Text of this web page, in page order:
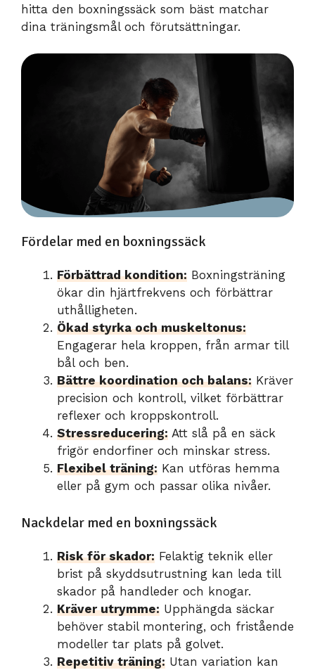
hitta den boxningssäck som bäst matchar
dina träningsmål och förutsättningar.
Fördelar med en boxningssäck
Förbättrad kondition: Boxningsträning
ökar din hjärtfrekvens och förbättrar
uthålligheten.
Ökad styrka och muskeltonus:
Engagerar hela kroppen, från armar till
bål och ben.
Bättre koordination och balans: Kräver
precision och kontroll, vilket förbättrar
reflexer och kroppskontroll.
Stressreducering: Att slå på en säck
frigör endorfiner och minskar stress.
Flexibel träning: Kan utföras hemma
eller på gym och passar olika nivåer.
Nackdelar med en boxningssäck
Risk för skador: Felaktig teknik eller
brist på skyddsutrustning kan leda till
skador på handleder och knogar.
Kräver utrymme: Upphängda säckar
behöver stabil montering, och fristående
modeller tar plats på golvet.
Repetitiv träning: Utan variation kan